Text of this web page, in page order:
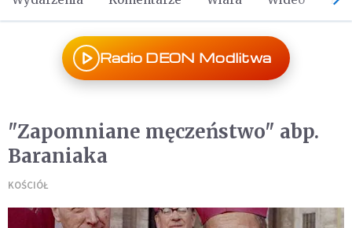
Radio DEON Modlitwa
"Zapomniane męczeństwo" abp.
Baraniaka
KOŚCIÓŁ